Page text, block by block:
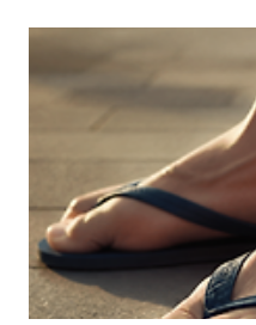
길게는 무지외반증·족저근막염·무
부담’입니다.하이힐은 분명 매력
이게 하고, 다리를 길어 보이게 하며
존재감을 줍니다. 그러나 발의 입
해지지 않는 신발입니다. 발은 매
잡아야 하기 때문입니다. 임..